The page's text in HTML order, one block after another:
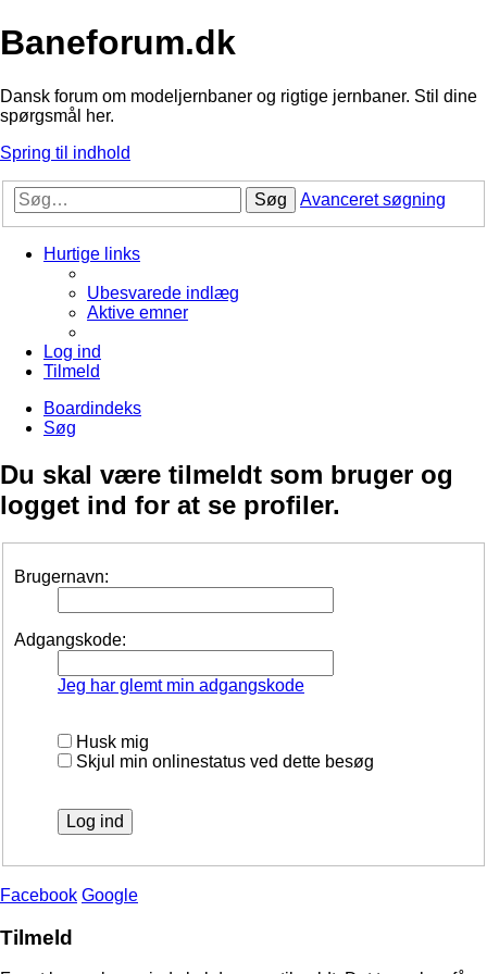
Baneforum.dk
Dansk forum om modeljernbaner og rigtige jernbaner. Stil dine
spørgsmål her.
Spring til indhold
Søg Avanceret søgning
Hurtige links
Ubesvarede indlæg
Aktive emner
Log ind
Tilmeld
Boardindeks
Søg
Du skal være tilmeldt som bruger og
logget ind for at se profiler.
Brugernavn:
Adgangskode:
Jeg har glemt min adgangskode
Husk mig
Skjul min onlinestatus ved dette besøg
Facebook Google
Tilmeld